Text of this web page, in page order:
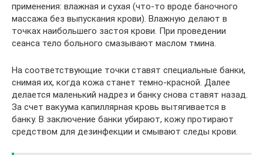
применения: влажная и сухая (что-то вроде баночного
массажа без выпускания крови). Влажную делают в
точках наибольшего застоя крови. При проведении
сеанса тело больного смазывают маслом тмина.
На соответствующие точки ставят специальные банки,
снимая их, когда кожа станет темно-красной. Далее
делается маленький надрез и банку снова ставят назад.
За счет вакуума капиллярная кровь вытягивается в
банку. В заключение банки убирают, кожу протирают
средством для дезинфекции и смывают следы крови.